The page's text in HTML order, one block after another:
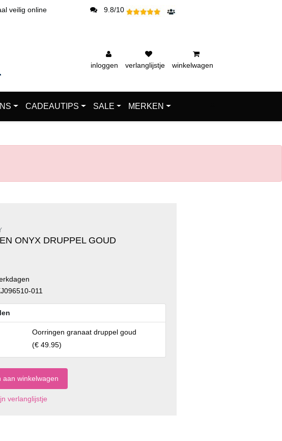
veilig online 9.8/10
inloggen verlanglijstje winkelwagen
CADEAUTIPS SALE MERKEN
ONYX DRUPPEL GOUD
011
Oorringen granaat druppel goud
(€ 49.95)
verlanglijstje